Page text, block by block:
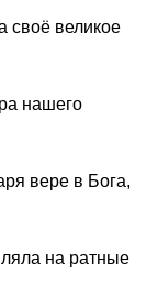
своё великое
нашего
вере в Бога,
на ратные